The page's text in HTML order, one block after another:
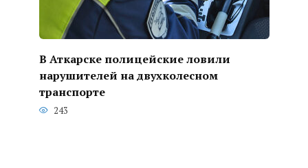
В Аткарске полицейские ловили
нарушителей на двухколесном
транспорте
243